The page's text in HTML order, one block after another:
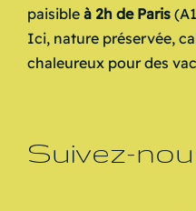
paisible à 2h de Paris
Ici, nature préservée,
chaleureux pour des
Suivez-